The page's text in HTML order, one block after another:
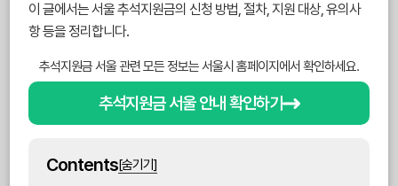
이 글에서는 서울 추석지원금의 신청 방법, 절차, 지원 대상, 유의사
항 등을 정리합니다.
추석지원금 서울 관련 모든 정보는 서울시 홈페이지에서 확인하세요.
추석지원금 서울 안내 확인하기
Contents[숨기기]